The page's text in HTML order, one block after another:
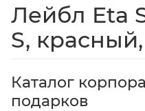
Лейбл Eta
S,
Каталог
подарков